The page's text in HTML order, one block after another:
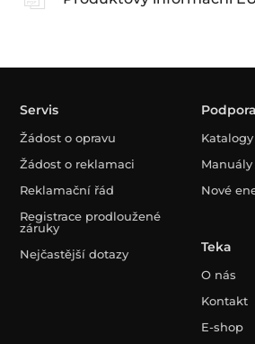
Servis
Žádost o opravu
Žádost o reklamaci
Reklamační řád
Registrace prodloužené
záruky
Nejčastější dotazy
Podpora
Katalogy
Manuály
Nové
Teka
O nás
Kontakt
E-shop